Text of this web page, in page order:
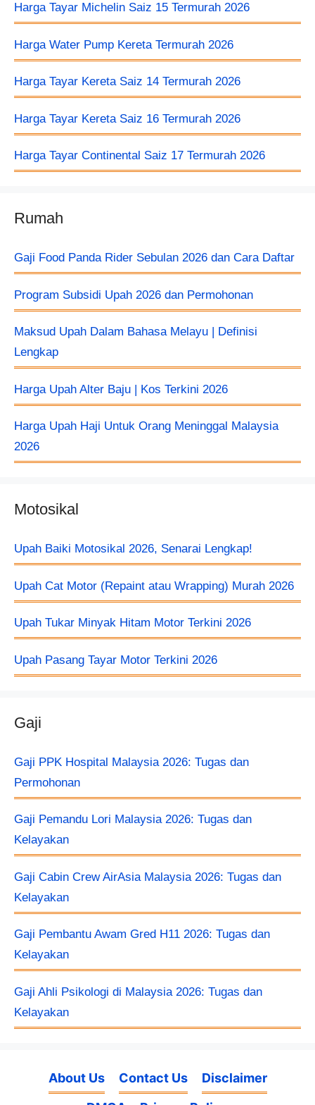
Harga Tayar Michelin Saiz 15 Termurah 2026
Harga Water Pump Kereta Termurah 2026
Harga Tayar Kereta Saiz 14 Termurah 2026
Harga Tayar Kereta Saiz 16 Termurah 2026
Harga Tayar Continental Saiz 17 Termurah 2026
Rumah
Gaji Food Panda Rider Sebulan 2026 dan Cara Daftar
Program Subsidi Upah 2026 dan Permohonan
Maksud Upah Dalam Bahasa Melayu | Definisi
Lengkap
Harga Upah Alter Baju​ | Kos Terkini 2026
Harga Upah Haji Untuk Orang Meninggal Malaysia
2026
Motosikal
Upah Baiki Motosikal 2026, Senarai Lengkap!
Upah Cat Motor (Repaint atau Wrapping) Murah 2026
Upah Tukar Minyak Hitam Motor Terkini 2026
Upah Pasang Tayar Motor Terkini 2026
Gaji
Gaji PPK Hospital Malaysia 2026: Tugas dan
Permohonan
Gaji Pemandu Lori Malaysia 2026: Tugas dan
Kelayakan
Gaji Cabin Crew AirAsia Malaysia 2026: Tugas dan
Kelayakan
Gaji Pembantu Awam Gred H11 2026: Tugas dan
Kelayakan
Gaji Ahli Psikologi di Malaysia 2026: Tugas dan
Kelayakan
About Us Contact Us
Disclaimer